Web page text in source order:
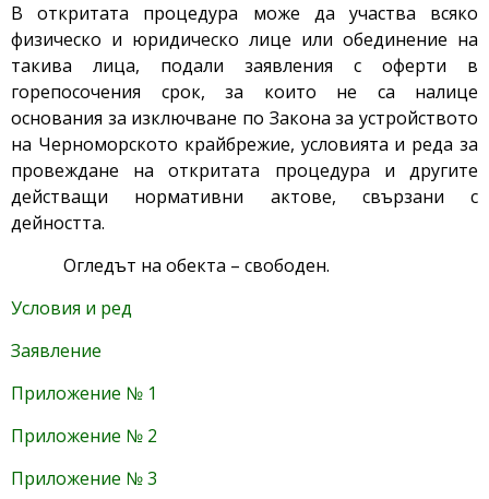
В откритата процедура може да участва всяко
физическо и юридическо лице или обединение на
такива лица, подали заявления с оферти в
горепосочения срок, за които не са налице
основания за изключване по Закона за устройството
на Черноморското крайбрежие, условията и реда за
провеждане на откритата процедура и другите
действащи нормативни актове, свързани с
дейността.
Огледът на обекта – свободен.
Условия и ред
Заявление
Приложение № 1
Приложение № 2
Приложение № 3